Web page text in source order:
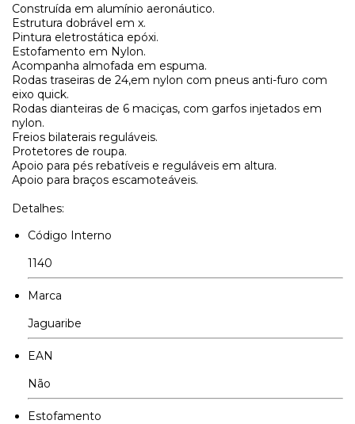
Construída em alumínio aeronáutico.
Estrutura dobrável em x.
Pintura eletrostática epóxi.
Estofamento em Nylon.
Acompanha almofada em espuma.
Rodas traseiras de 24,em nylon com pneus anti-furo com
eixo quick.
Rodas dianteiras de 6 maciças, com garfos injetados em
nylon.
Freios bilaterais reguláveis.
Protetores de roupa.
Apoio para pés rebatíveis e reguláveis em altura.
Apoio para braços escamoteáveis.
Detalhes:
Código Interno
1140
Marca
Jaguaribe
EAN
Não
Estofamento